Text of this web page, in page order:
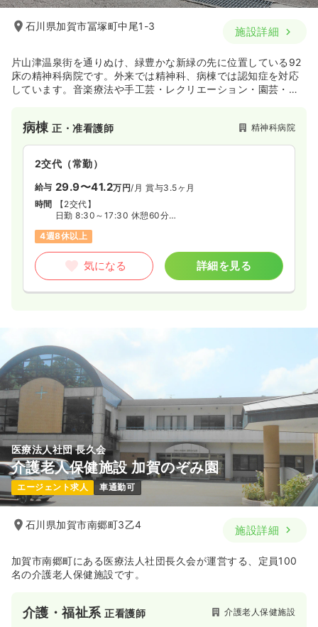
石川県加賀市冨塚町中尾1-3 施設詳細
片山津温泉街を通りぬけ、緑豊かな新緑の先に位置している92
床の精神科病院です。外来では精神科、病棟では認知症を対応
しています。音楽療法や手工芸・レクリエーション・園芸・お
病棟正・准看護師 精神科病院
2交代（常勤）
給与 29.9〜41.2万円/月 賞与3.5ヶ月
時間
【2交代】
日勤 8:30～17:30 休憩60分
4週8休以上
気になる 詳細を見る
医療法人社団 長久会
介護老人保健施設 加賀のぞみ園
エージェント求人 車通勤可
石川県加賀市南郷町3乙4 施設詳細
加賀市南郷町にある医療法人社団長久会が運営する、定員100
名の介護老人保健施設です。
介護・福祉系正看護師 介護老人保健施設